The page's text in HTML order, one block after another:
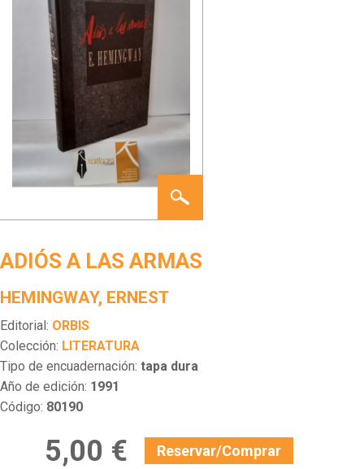
A LAS
ADIÓS A LAS ARMAS
HEMINGWAY, ERNEST
Editorial: ORBIS
Colección: LITERATURA
Tipo de encuadernación: tapa dura
Año de edición: 1991
Código: 80190
5,00 € Reservar/Comprar